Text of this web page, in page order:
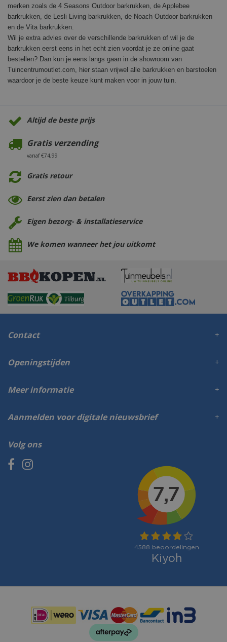
merken zoals de 4 Seasons Outdoor barkrukken, de Applebee
barkrukken, de Lesli Living barkrukken, de Noach Outdoor barkrukken
en de Vita barkrukken.
Wil je extra advies over de verschillende barkrukken of wil je de
barkrukken eerst eens in het echt zien voordat je ze online gaat
bestellen? Dan kun je eens langs gaan in de showroom van
Tuincentrumoutlet.com, hier staan vrijwel alle barkrukken en barstoelen
waardoor je de beste keuze kunt maken voor in jouw tuin.
Altijd de beste prijs
Gratis verzending
vanaf €74,99
Gratis retour
Eerst zien dan betalen
Eigen bezorg- & installatieservice
We komen wanneer het jou uitkomt
Contact
Volg ons
Openingstijden
Meer informatie
Aanmelden voor digitale nieuwsbrief